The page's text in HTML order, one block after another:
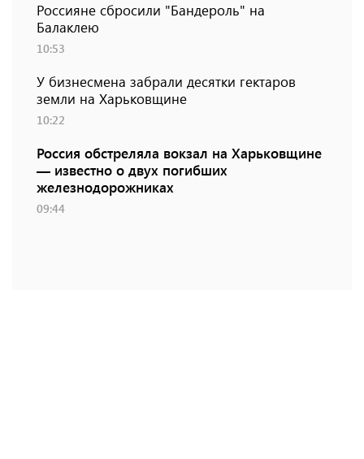
Россияне сбросили "Бандероль" на
Балаклею
10:53
У бизнесмена забрали десятки гектаров
земли на Харьковщине
10:22
Россия обстреляла вокзал на Харьковщине
— известно о двух погибших
железнодорожниках
09:44